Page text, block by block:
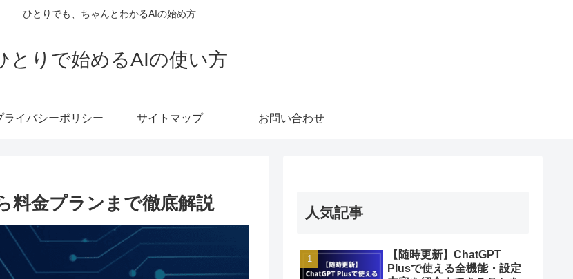
ひとりでも、ちゃんとわかるAIの始め方
とりで始めるAIの使い方
ライバシーポリシー サイトマップ お問い合わせ
料金プランまで徹底解説 人気記事
【随時更新】ChatGPT
Plusで使える全機能・設定